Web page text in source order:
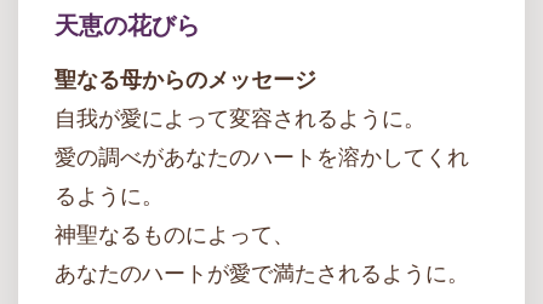
天恵の花びら
聖なる母からのメッセージ
自我が愛によって変容されるように。
愛の調べがあなたのハートを溶かしてくれ
るように。
神聖なるものによって、
あなたのハートが愛で満たされるように。